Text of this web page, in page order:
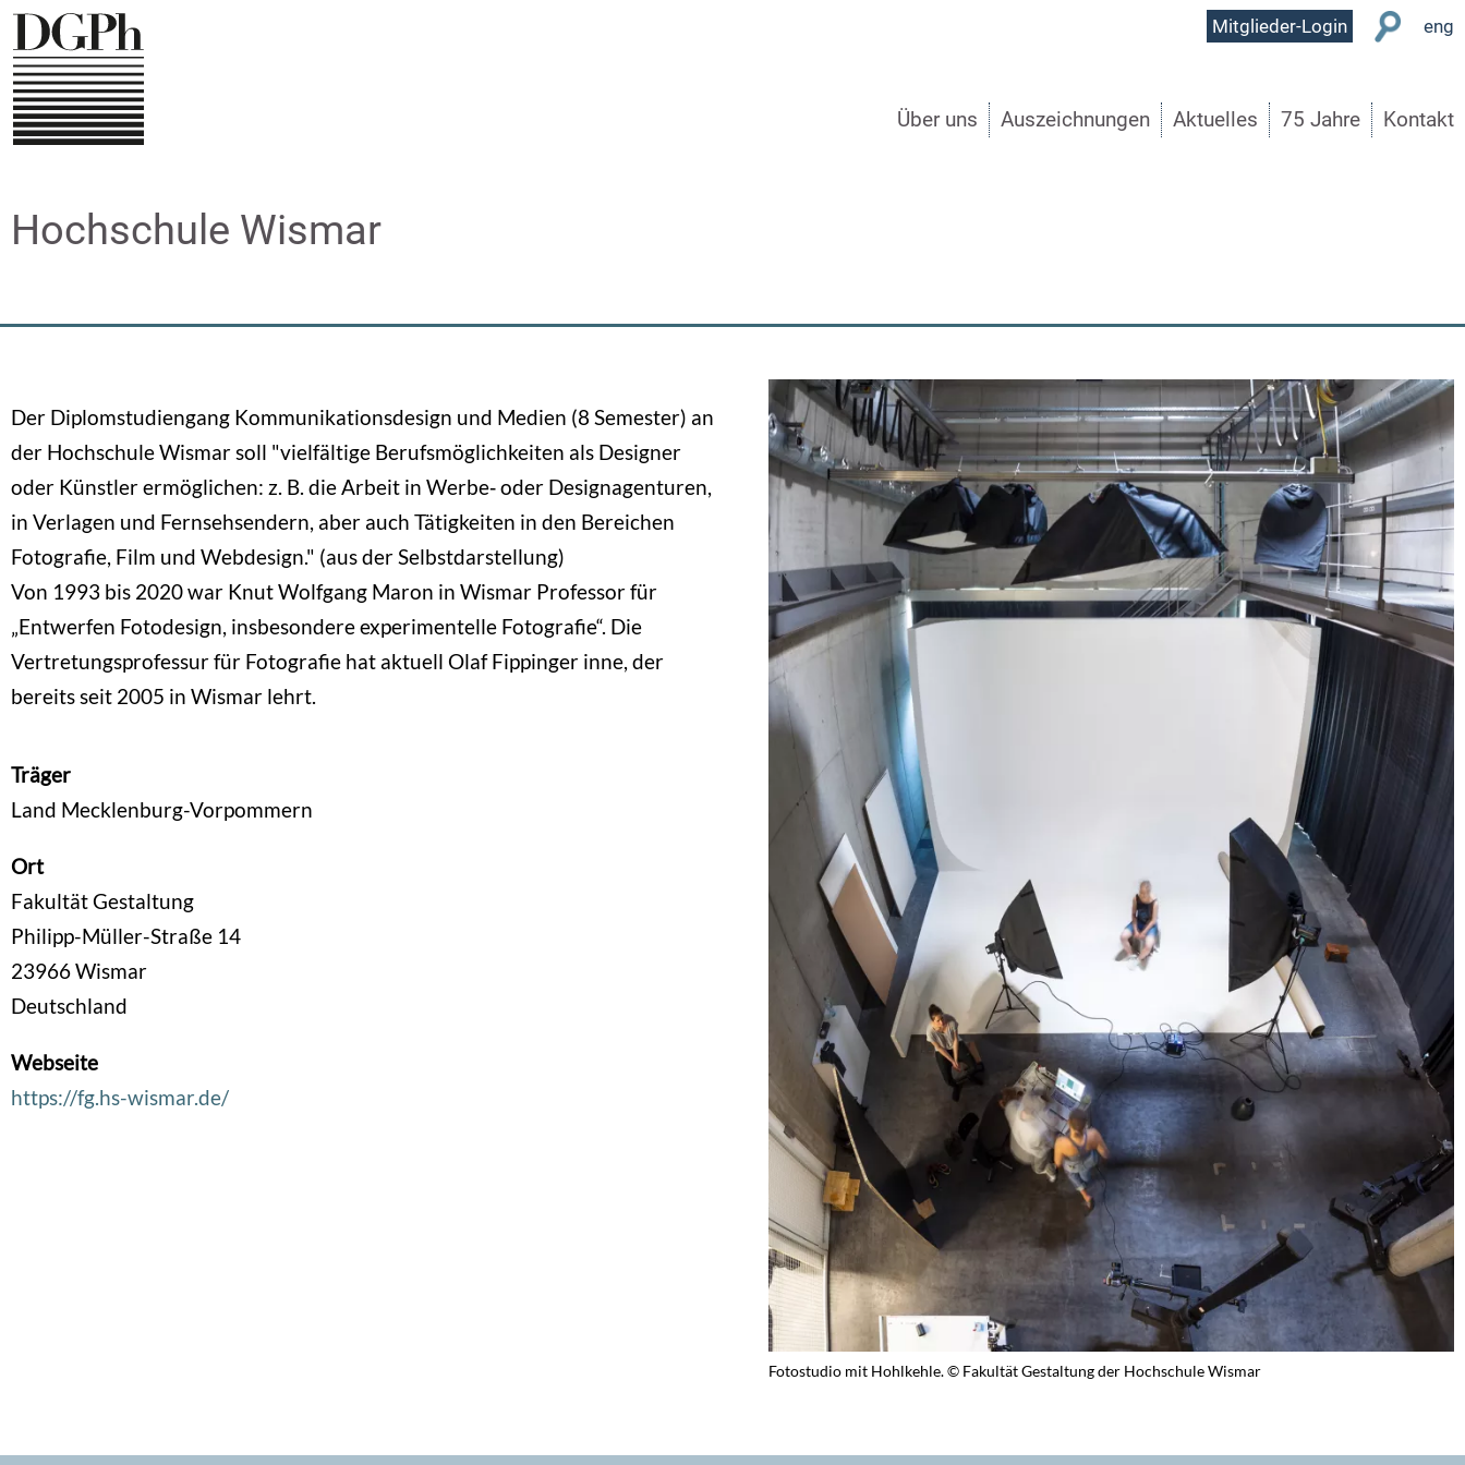
Direkt
zum
Inhalt
User
Mitglieder-Login eng
Über uns Auszeichnungen Aktuelles 75 Jahre Kontakt
Hochschule Wismar
Der Diplomstudiengang Kommunikationsdesign und Medien (8 Semester) an
der Hochschule Wismar soll "vielfältige Berufsmöglichkeiten als Designer
oder Künstler ermöglichen: z. B. die Arbeit in Werbe‑ oder Designagenturen,
in Verlagen und Fernsehsendern, aber auch Tätigkeiten in den Bereichen
Fotografie, Film und Webdesign." (aus der Selbstdarstellung)
Von 1993 bis 2020 war Knut Wolfgang Maron in Wismar Professor für
„Entwerfen Fotodesign, insbesondere experimentelle Fotografie“. Die
Vertretungsprofessur für Fotografie hat aktuell Olaf Fippinger inne, der
bereits seit 2005 in Wismar lehrt.
Träger
Land Mecklenburg-Vorpommern
Ort
Fakultät Gestaltung
Philipp-Müller-Straße 14
23966Wismar
Deutschland
Webseite
https://fg.hs-wismar.de/
Fotostudio mit Hohlkehle. © Fakultät Gestaltung der Hochschule Wismar